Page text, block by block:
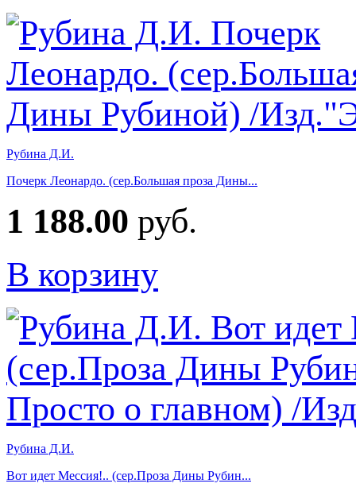
Рубина Д.И.
Почерк Леонардо. (сер.Большая проза Дины...
1 188.00 руб.
В корзину
Рубина Д.И.
Вот идет Мессия!.. (сер.Проза Дины Рубин...